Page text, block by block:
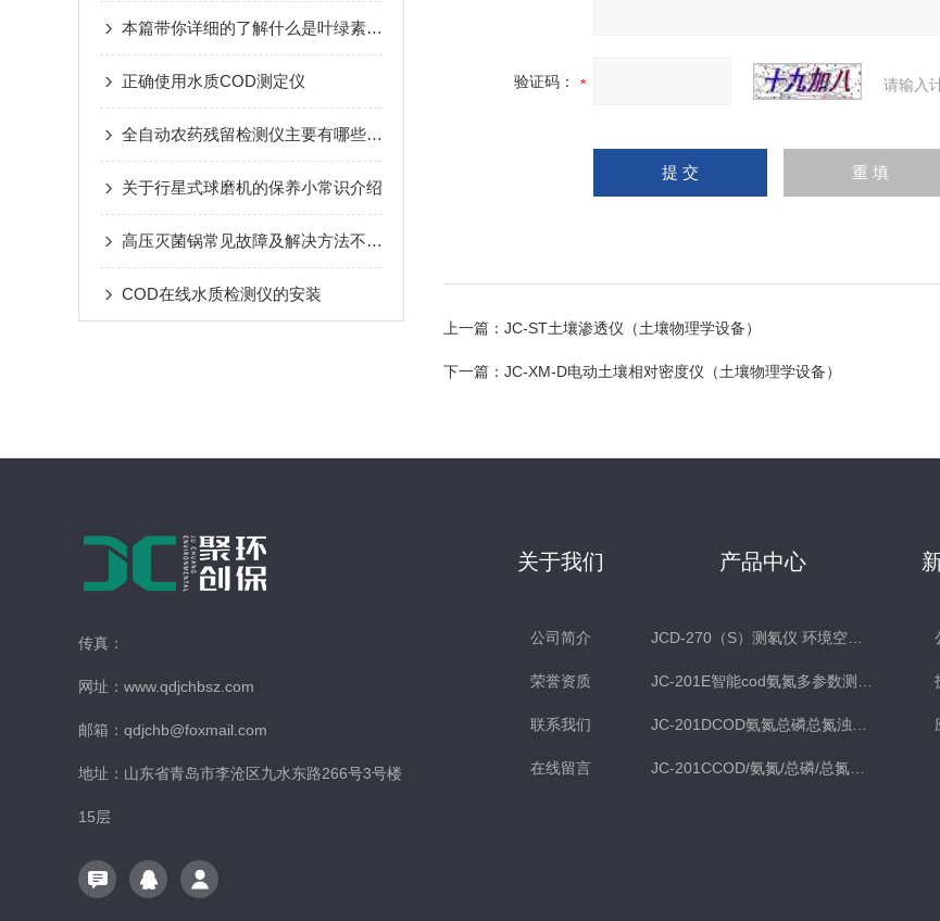
本篇带你详细的了解什么是叶绿素荧光
正确使用水质COD测定仪
全自动农药残留检测仪主要有哪些产品特点？
关于行星式球磨机的保养小常识介绍
高压灭菌锅常见故障及解决方法不看当心后悔
COD在线水质检测仪的安装
验证码： 请输入
上一篇： JC-ST土壤渗透仪（土壤物理学设备）
下一篇： JC-XM-D电动土壤相对密度仪（土壤物理学设备）
传真：
网址：www.qdjchbsz.com
邮箱：qdjchb@foxmail.com
地址：山东省青岛市李沧区九水东路266号3号楼
15层
关于我们
公司简介
荣誉资质
联系我们
在线留言
产品中心